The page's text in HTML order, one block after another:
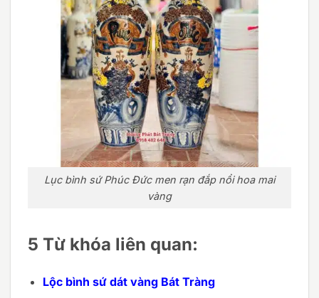
Lục bình sứ Phúc Đức men rạn đắp nổi hoa mai
vàng
5 Từ khóa liên quan:
Lộc bình sứ dát vàng Bát Tràng